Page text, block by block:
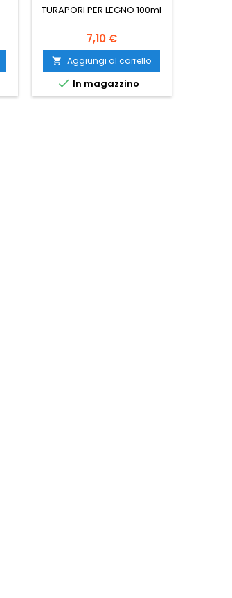
TURAPORI PER LEGNO 100ml
7,10 €
 Aggiungi al carrello
 In magazzino